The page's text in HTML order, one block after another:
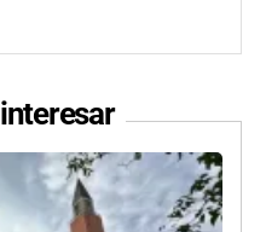
interesar